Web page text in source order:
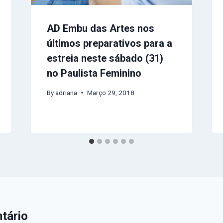
AD Embu das Artes nos
últimos preparativos para a
estreia neste sábado (31)
no Paulista Feminino
By adriana Março 29, 2018